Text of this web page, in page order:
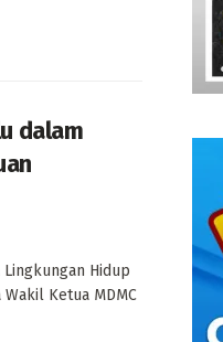
dalam
Lingkungan Hidup
Ketua MDMC